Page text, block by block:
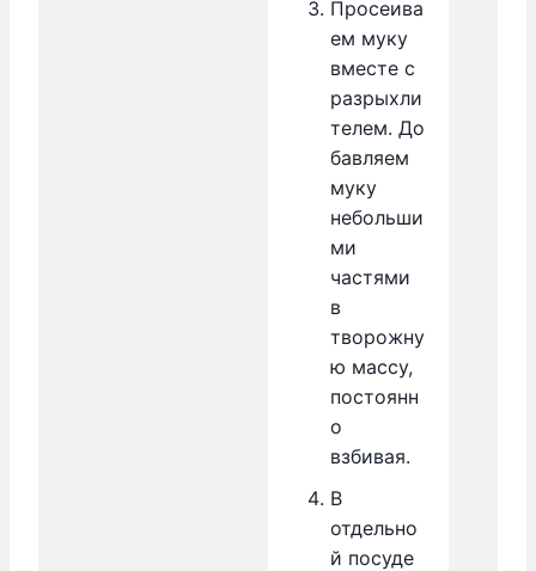
Просеива
ем муку
вместе с
разрыхли
телем. До
бавляем
муку
небольши
ми
частями
в
творожну
ю массу,
постоянн
о
взбивая.
В
отдельно
й посуде